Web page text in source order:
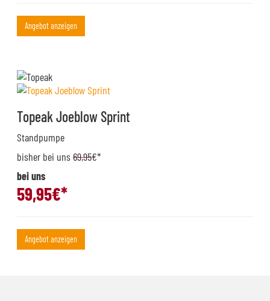
Angebot anzeigen
Topeak Joeblow Sprint
Standpumpe
bisher bei uns69,95€*
bei uns
59,95€*
Angebot anzeigen